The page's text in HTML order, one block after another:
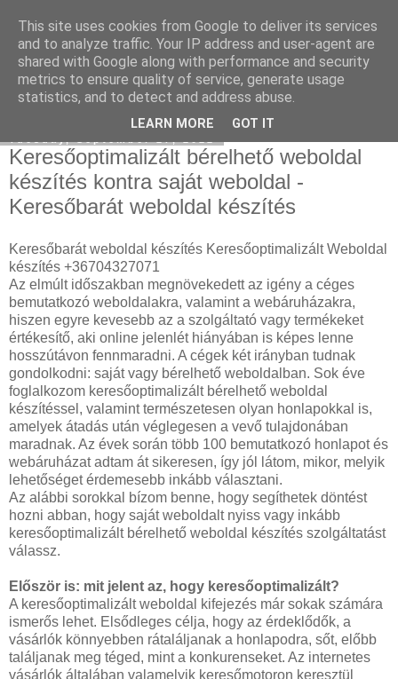
Katalizátor felvásárlás
Keresőoptimalizált bérelhető weboldal
készítés kontra saját weboldal -
Keresőbarát weboldal készítés
Keresőbarát weboldal készítés Keresőoptimalizált Weboldal
készítés +36704327071
Az elmúlt időszakban megnövekedett az igény a céges
bemutatkozó weboldalakra, valamint a webáruházakra,
hiszen egyre kevesebb az a szolgáltató vagy termékeket
értékesítő, aki online jelenlét hiányában is képes lenne
hosszútávon fennmaradni. A cégek két irányban tudnak
gondolkodni: saját vagy bérelhető weboldalban. Sok éve
foglalkozom keresőoptimalizált bérelhető weboldal
készítéssel, valamint természetesen olyan honlapokkal is,
amelyek átadás után véglegesen a vevő tulajdonában
maradnak. Az évek során több 100 bemutatkozó honlapot és
webáruházat adtam át sikeresen, így jól látom, mikor, melyik
lehetőséget érdemesebb inkább választani.
Az alábbi sorokkal bízom benne, hogy segíthetek döntést
hozni abban, hogy saját weboldalt nyiss vagy inkább
keresőoptimalizált bérelhető weboldal készítés szolgáltatást
válassz.
Először is: mit jelent az, hogy keresőoptimalizált?
A keresőoptimalizált weboldal kifejezés már sokak számára
ismerős lehet. Elsődleges célja, hogy az érdeklődők, a
vásárlók könnyebben rátaláljanak a honlapodra, sőt, előbb
találjanak meg téged, mint a konkurenseket. Az internetes
vásárlók általában valamelyik keresőmotoron keresztül
This site uses cookies from Google to deliver its services
and to analyze traffic. Your IP address and user-agent are
shared with Google along with performance and security
metrics to ensure quality of service, generate usage
statistics, and to detect and address abuse.
LEARN MORE GOT IT